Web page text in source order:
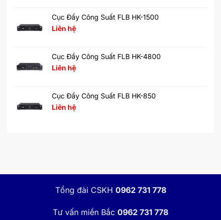
Cục Đẩy Công Suất FLB HK-1500
Liên hệ
Cục Đẩy Công Suất FLB HK-4800
Liên hệ
Cục Đẩy Công Suất FLB HK-850
Liên hệ
Tổng đài CSKH 0962 731 778
Tư vấn miền Bắc 0962 731 778